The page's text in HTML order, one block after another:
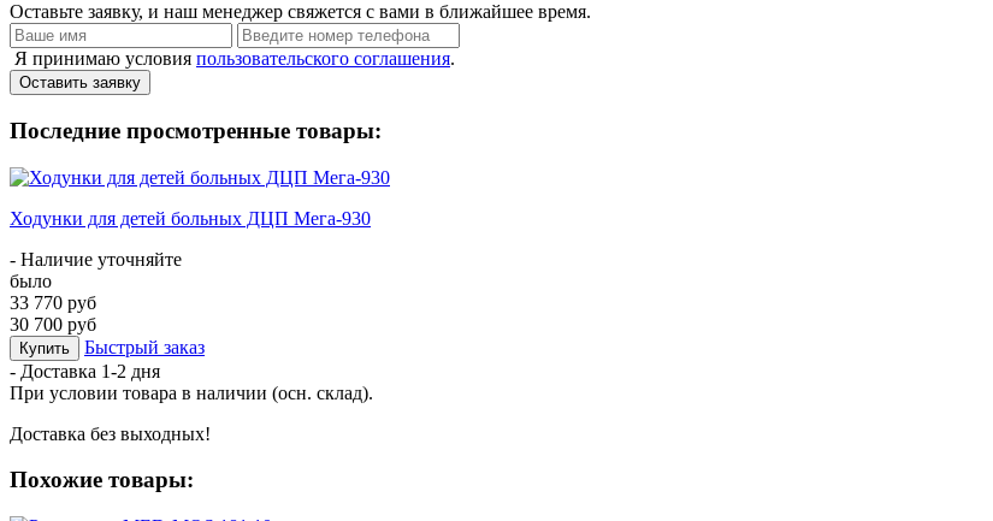
Оставьте заявку, и наш менеджер свяжется с вами в ближайшее время.
Я принимаю условия пользовательского соглашения.
Оставить заявку
Последние просмотренные товары:
Ходунки для детей больных ДЦП Мега-930
- Наличие уточняйте
было
33 770 руб
30 700 руб
Купить
Быстрый заказ
- Доставка 1-2 дня
При условии товара в наличии (осн. склад).
Доставка без выходных!
Похожие товары: